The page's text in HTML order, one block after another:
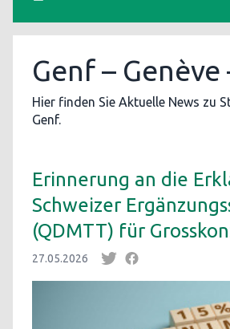
Genf – Genève
Hier finden Sie Aktuelle News zu
Genf.
Erinnerung an die
Schweizer
(QDMTT) für
27.05.2026